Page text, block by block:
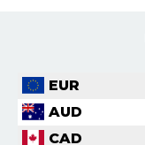
EUR
AUD
CAD